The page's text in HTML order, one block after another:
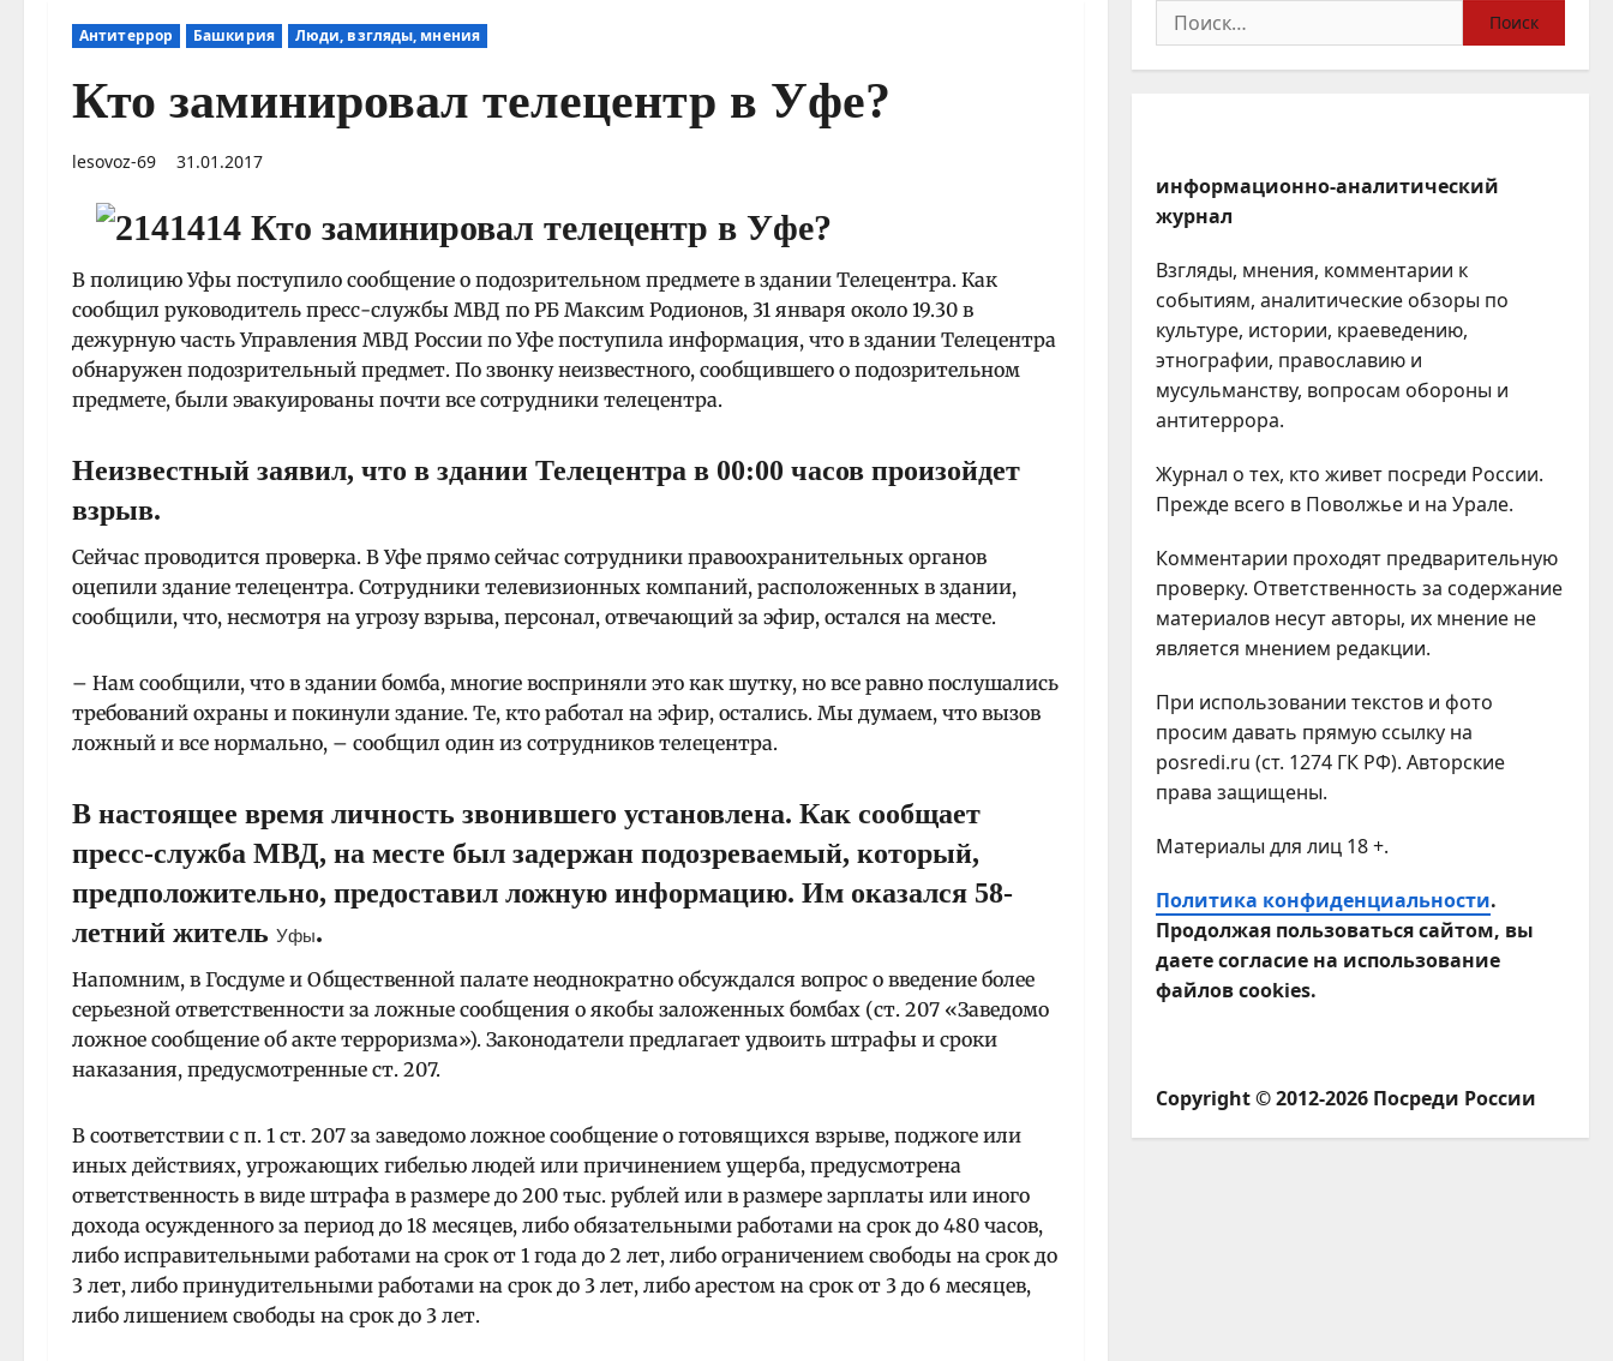
Антитеррор Башкирия Люди, взгляды, мнения
Кто заминировал телецентр в Уфе?
lesovoz-69 31.01.2017
В полицию Уфы поступило сообщение о подозрительном предмете в здании Телецентра. Как
сообщил руководитель пресс-службы МВД по РБ Максим Родионов, 31 января около 19.30 в
дежурную часть Управления МВД России по Уфе поступила информация, что в здании Телецентра
обнаружен подозрительный предмет. По звонку неизвестного, сообщившего о подозрительном
предмете, были эвакуированы почти все сотрудники телецентра.
Неизвестный заявил, что в здании Телецентра в 00:00 часов произойдет
взрыв.
Сейчас проводится проверка. В Уфе прямо сейчас сотрудники правоохранительных органов
оцепили здание телецентра. Сотрудники телевизионных компаний, расположенных в здании,
сообщили, что, несмотря на угрозу взрыва, персонал, отвечающий за эфир, остался на месте.
– Нам сообщили, что в здании бомба, многие восприняли это как шутку, но все равно послушались
требований охраны и покинули здание. Те, кто работал на эфир, остались. Мы думаем, что вызов
ложный и все нормально, – сообщил один из сотрудников телецентра.
В настоящее время личность звонившего установлена. Как сообщает
пресс-служба МВД, на месте был задержан подозреваемый, который,
предположительно, предоставил ложную информацию. Им оказался 58-
летний житель Уфы.
Напомним, в Госдуме и Общественной палате неоднократно обсуждался вопрос о введение более
серьезной ответственности за ложные сообщения о якобы заложенных бомбах (ст. 207 «Заведомо
ложное сообщение об акте терроризма»). Законодатели предлагает удвоить штрафы и сроки
наказания, предусмотренные ст. 207.
В соответствии с п. 1 ст. 207 за заведомо ложное сообщение о готовящихся взрыве, поджоге или
иных действиях, угрожающих гибелью людей или причинением ущерба, предусмотрена
ответственность в виде штрафа в размере до 200 тыс. рублей или в размере зарплаты или иного
дохода осужденного за период до 18 месяцев, либо обязательными работами на срок до 480 часов,
либо исправительными работами на срок от 1 года до 2 лет, либо ограничением свободы на срок до
3 лет, либо принудительными работами на срок до 3 лет, либо арестом на срок от 3 до 6 месяцев,
либо лишением свободы на срок до 3 лет.
Найти:
информационно-аналитический
журнал
Взгляды, мнения, комментарии к
событиям, аналитические обзоры по
культуре, истории, краеведению,
этнографии, православию и
мусульманству, вопросам обороны и
антитеррора.
Журнал о тех, кто живет посреди России.
Прежде всего в Поволжье и на Урале.
Комментарии проходят предварительную
проверку. Ответственность за содержание
материалов несут авторы, их мнение не
является мнением редакции.
При использовании текстов и фото
просим давать прямую ссылку на
posredi.ru (ст. 1274 ГК РФ). Авторские
права защищены.
Материалы для лиц 18 +.
Политика конфиденциальности.
Продолжая пользоваться сайтом, вы
даете согласие на использование
файлов cookies.
Copyright © 2012-2026 Посреди России